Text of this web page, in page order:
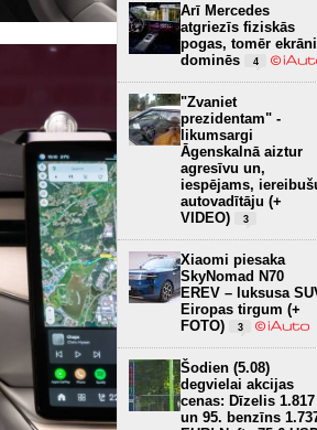
Arī Mercedes
atgriezīs fiziskās
pogas, tomēr ekrāni
dominēs
4
"Zvaniet
prezidentam" -
likumsargi
Āgenskalnā aiztur
agresīvu un,
iespējams,
autovadītāju (+
VIDEO)
3
Xiaomi piesaka
SkyNomad N70
EREV – luksusa
Eiropas tirgum (+
FOTO)
3
Šodien (5.08)
degvielai akcijas
cenas: Dīzelis 1.817
un 95. benzīns